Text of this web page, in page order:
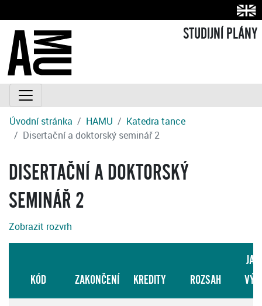
STUDIJNÍ PLÁNY
Úvodní stránka HAMU
Katedra tance
Disertační a doktorský seminář 2
DISERTAČNÍ A DOKTORSKÝ
SEMINÁŘ 2
Zobrazit rozvrh
KÓD ZAKONČENÍ KREDITY ROZSAH